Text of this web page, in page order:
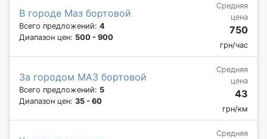
В городе Маз бортовой
Всего предложений: 4
Диапазон цен: 500 - 900
Средняя
цена
750
грн/час
За городом МАЗ бортовой
Всего предложений: 5
Диапазон цен: 35 - 60
Средняя
цена
43
грн/км
Средняя